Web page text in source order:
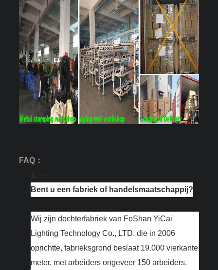
FAQ：
Bent u een fabriek of handelsmaatschappij?
Wij zijn dochterfabriek van FoShan YiCai
Lighting Technology Co., LTD. die in 2006
oprichtte, fabrieksgrond beslaat 19.000 vierkante
meter, met arbeiders ongeveer 150 arbeiders.